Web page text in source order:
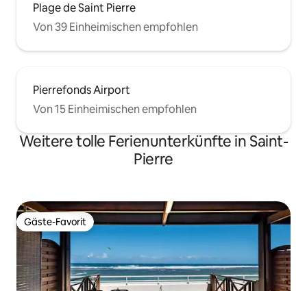
Plage de Saint Pierre
Von 39 Einheimischen empfohlen
Pierrefonds Airport
Von 15 Einheimischen empfohlen
Weitere tolle Ferienunterkünfte in Saint-
Pierre
Gäste-Favorit
Gäste-Favorit